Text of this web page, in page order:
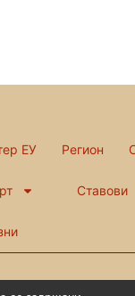
ЕУ Регион
Ставови